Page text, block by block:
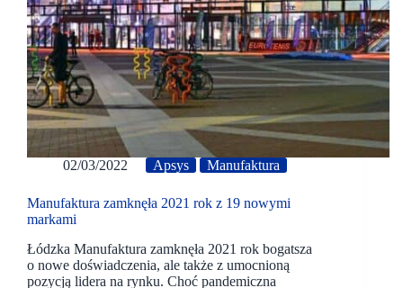
02/03/2022 Apsys Manufaktura
Manufaktura zamknęła 2021 rok z 19 nowymi
markami
Łódzka Manufaktura zamknęła 2021 rok bogatsza
o nowe doświadczenia, ale także z umocnioną
pozycją lidera na rynku. Choć pandemiczna